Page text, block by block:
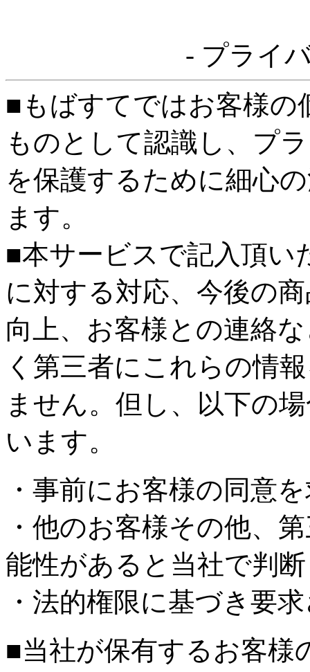
- プライ
■もばすてではお客様の
ものとして認識し、プ
を保護するために細心
ます。
■本サービスで記入頂い
に対する対応、今後の
向上、お客様との連絡
く第三者にこれらの情
ません。但し、以下の
います。
・事前にお客様の同意
・他のお客様その他、
能性があると当社で判
・法的権限に基づき要
■当社が保有するお客様